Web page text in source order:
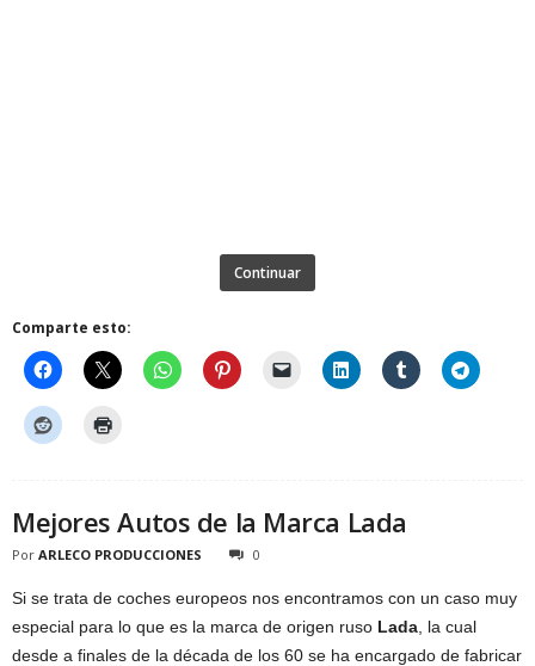
Continuar
Comparte esto:
Mejores Autos de la Marca Lada
Por ARLECO PRODUCCIONES 0
Si se trata de coches europeos nos encontramos con un caso muy
especial para lo que es la marca de origen ruso Lada , la cual
desde a finales de la década de los 60 se ha encargado de fabricar